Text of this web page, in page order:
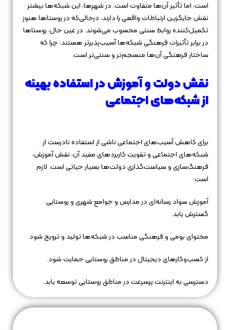
است، اما تأثیر آن‌ها متفاوت است. در شهرها، این شبکه‌ها بیشتر
نقش جایگزین ارتباطات واقعی را دارند، درحالی‌که در روستاها هنوز
تکمیل‌کننده روابط سنتی محسوب می‌شوند. در عین حال، روستاها
در برابر تأثیرات فرهنگی شبکه‌ها آسیب‌پذیرتر هستند، چرا که
ساختار فرهنگی آن‌ها منسجم‌تر و سنتی‌تر است.
نقش دولت و آموزش در استفاده بهینه
از شبکه‌های اجتماعی
برای کاهش آسیب‌های اجتماعی ناشی از استفاده نادرست از
شبکه‌های اجتماعی و تقویت کاربردهای مفید آن، نقش آموزش،
فرهنگ‌سازی و سیاست‌گذاری دولت‌ها بسیار حیاتی است. لازم
است:
آموزش سواد رسانه‌ای در مدارس و جوامع شهری و روستایی
گسترش یابد.
محتوای بومی و فرهنگی مناسب در شبکه‌ها تولید و ترویج شود.
از کسب‌وکارهای دیجیتال در مناطق روستایی حمایت شود.
دسترسی به اینترنت پرسرعت در مناطق روستایی توسعه یابد.